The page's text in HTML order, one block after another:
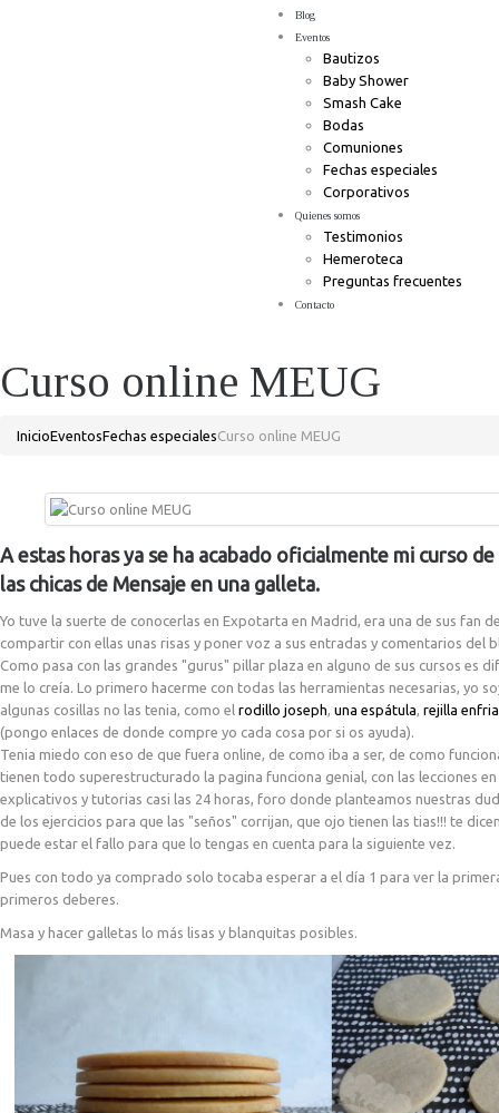
Blog
Eventos
Bautizos
Baby Shower
Smash Cake
Bodas
Comuniones
Fechas especiales
Corporativos
Quienes somos
Testimonios
Hemeroteca
Preguntas frecuentes
Contacto
Curso online MEUG
InicioEventosFechas especialesCurso online MEUG
A estas horas ya se ha acabado oficialmente mi curso
las chicas de Mensaje en una galleta.
Yo tuve la suerte de conocerlas en Expotarta en Madrid, era una de sus fan
compartir con ellas unas risas y poner voz a sus entradas y comentarios del
Como pasa con las grandes "gurus" pillar plaza en alguno de sus cursos es
me lo creía. Lo primero hacerme con todas las herramientas necesarias, yo
algunas cosillas no las tenia, como el rodillo joseph, una espátula, rejilla
(pongo enlaces de donde compre yo cada cosa por si os ayuda).
Tenia miedo con eso de que fuera online, de como iba a ser, de como
tienen todo superestructurado la pagina funciona genial, con las lecciones
explicativos y tutorias casi las 24 horas, foro donde planteamos nuestras
de los ejercicios para que las "seños" corrijan, que ojo tienen las tias!!! te
puede estar el fallo para que lo tengas en cuenta para la siguiente vez.
Pues con todo ya comprado solo tocaba esperar a el día 1 para ver la
primeros deberes.
Masa y hacer galletas lo más lisas y blanquitas posibles.